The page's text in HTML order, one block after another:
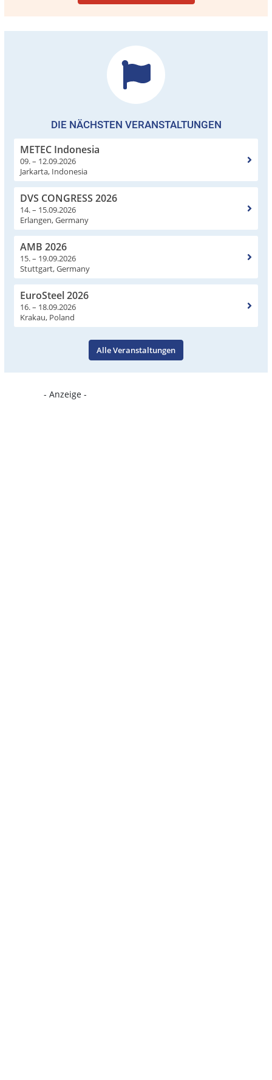
DIE NÄCHSTEN VERANSTALTUNGEN
METEC Indonesia
09. – 12.09.2026
Jarkarta, Indonesia
DVS CONGRESS 2026
14. – 15.09.2026
Erlangen, Germany
AMB 2026
15. – 19.09.2026
Stuttgart, Germany
EuroSteel 2026
16. – 18.09.2026
Krakau, Poland
Alle Veranstaltungen
- Anzeige -